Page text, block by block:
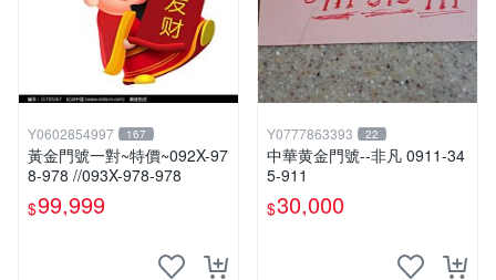
Y0602854997 167
黃金門號一對~特價~092X-97
8-978 //093X-978-978
$99,999
Y0777863393 22
中華黄金門號--非凡 0911-34
5-911
$30,000